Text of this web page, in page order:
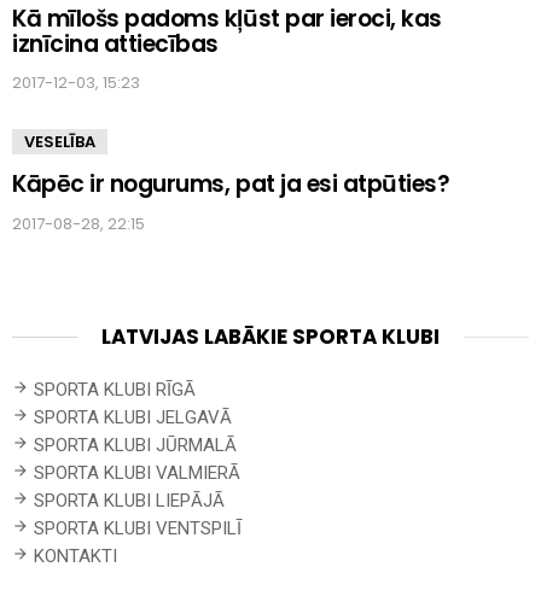
Kā mīlošs padoms kļūst par ieroci, kas
iznīcina attiecības
2017-12-03, 15:23
VESELĪBA
Kāpēc ir nogurums, pat ja esi atpūties?
2017-08-28, 22:15
LATVIJAS LABĀKIE SPORTA KLUBI
SPORTA KLUBI RĪGĀ
SPORTA KLUBI JELGAVĀ
SPORTA KLUBI JŪRMALĀ
SPORTA KLUBI VALMIERĀ
SPORTA KLUBI LIEPĀJĀ
SPORTA KLUBI VENTSPILĪ
KONTAKTI